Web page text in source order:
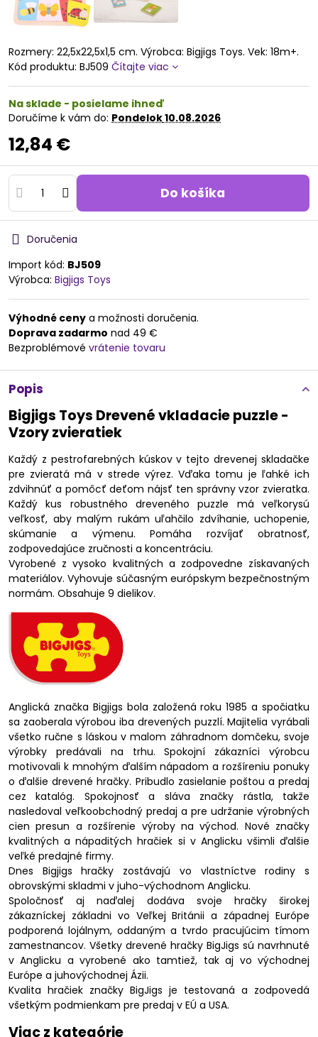
Rozmery: 22,5x22,5x1,5 cm. Výrobca: Bigjigs Toys. Vek: 18m+.
Kód produktu: BJ509 Čítajte viac
Na sklade - posielame ihneď
Doručíme k vám do: Pondelok10.08.2026
12,84 €
Do košíka
Doručenia
Import kód: BJ509
Výrobca: Bigjigs Toys
Výhodné ceny a možnosti doručenia.
Doprava zadarmo nad 49 €
Bezproblémové vrátenie tovaru
Popis
Bigjigs Toys Drevené vkladacie puzzle -
Vzory zvieratiek
Každý z pestrofarebných kúskov v tejto drevenej skladačke
pre zvieratá má v strede výrez. Vďaka tomu je ľahké ich
zdvihnúť a pomôcť deťom nájsť ten správny vzor zvieratka.
Každý kus robustného dreveného puzzle má veľkorysú
veľkosť, aby malým rukám uľahčilo zdvíhanie, uchopenie,
skúmanie a výmenu. Pomáha rozvíjať obratnosť,
zodpovedajúce zručnosti a koncentráciu.
Vyrobené z vysoko kvalitných a zodpovedne získavaných
materiálov. Vyhovuje súčasným európskym bezpečnostným
normám. Obsahuje 9 dielikov.
Anglická značka Bigjigs bola založená roku 1985 a spočiatku
sa zaoberala výrobou iba drevených puzzlí. Majitelia vyrábali
všetko ručne s láskou v malom záhradnom domčeku, svoje
výrobky predávali na trhu. Spokojní zákazníci výrobcu
motivovali k mnohým ďalším nápadom a rozšíreniu ponuky
o ďalšie drevené hračky. Pribudlo zasielanie poštou a predaj
cez katalóg. Spokojnosť a sláva značky rástla, takže
nasledoval veľkoobchodný predaj a pre udržanie výrobných
cien presun a rozšírenie výroby na východ. Nové značky
kvalitných a nápaditých hračiek si v Anglicku všimli ďalšie
veľké predajné firmy.
Dnes Bigjigs hračky zostávajú vo vlastníctve rodiny s
obrovskými skladmi v juho-východnom Anglicku.
Spoločnosť aj naďalej dodáva svoje hračky širokej
zákazníckej základni vo Veľkej Británii a západnej Európe
podporená lojálnym, oddaným a tvrdo pracujúcim tímom
zamestnancov. Všetky drevené hračky BigJigs sú navrhnuté
v Anglicku a vyrobené ako tamtiež, tak aj vo východnej
Európe a juhovýchodnej Ázii.
Kvalita hračiek značky BigJigs je testovaná a zodpovedá
všetkým podmienkam pre predaj v EÚ a USA.
Viac z kategórie